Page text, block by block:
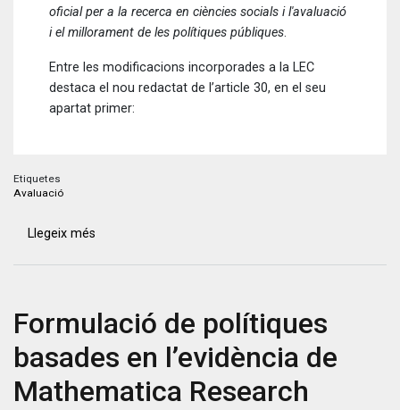
oficial per a la recerca en ciències socials i l'avaluació
i el millorament de les polítiques públiques.
Entre les modificacions incorporades a la LEC
destaca el nou redactat de l’article 30, en el seu
apartat primer:
Etiquetes
Avaluació
Llegeix més
de
Catalunya
incorpora
de
Formulació de polítiques
basades en l’evidència de
Mathematica Research